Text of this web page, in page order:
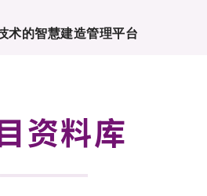
划书
术的智慧建造管理平台
资料库